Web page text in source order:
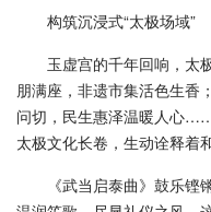
构筑沉浸式“太极场域”
玉虚宫的千年回响，太
朋满座，非遗市集活色生香
问切，民生惠泽温暖人心
太极文化长卷，生动诠释着
《武当启泰曲》鼓乐铿